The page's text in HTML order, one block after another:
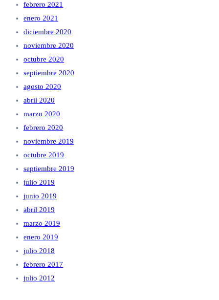
febrero 2021
enero 2021
diciembre 2020
noviembre 2020
octubre 2020
septiembre 2020
agosto 2020
abril 2020
marzo 2020
febrero 2020
noviembre 2019
octubre 2019
septiembre 2019
julio 2019
junio 2019
abril 2019
marzo 2019
enero 2019
julio 2018
febrero 2017
julio 2012